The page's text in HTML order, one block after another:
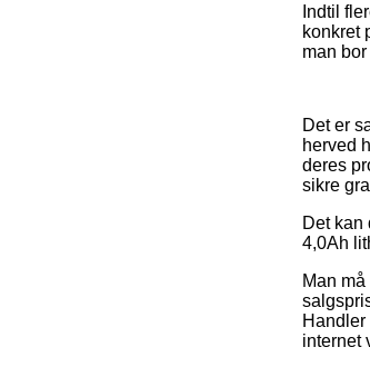
Indtil
konkret
man
Det er
herved
deres
sikre
Det kan
4,0Ah
Man
internet